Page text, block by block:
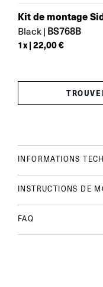
Kit de montage
Black | BS768B
1x | 22,00 €
INFORMATIONS
INSTRUCTIONS DE
FAQ